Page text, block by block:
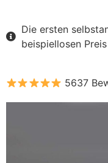
Die ersten
beispiellosen Preis
5637